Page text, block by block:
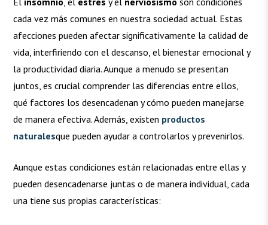
cada vez más comunes en nuestra sociedad actual. Estas
afecciones pueden afectar significativamente la calidad de
vida, interfiriendo con el descanso, el bienestar emocional y
la productividad diaria. Aunque a menudo se presentan
juntos, es crucial comprender las diferencias entre ellos,
qué factores los desencadenan y cómo pueden manejarse
de manera efectiva. Además, existen productos
naturalesque pueden ayudar a controlarlos y prevenirlos.
Aunque estas condiciones están relacionadas entre ellas y
pueden desencadenarse juntas o de manera individual, cada
una tiene sus propias características: